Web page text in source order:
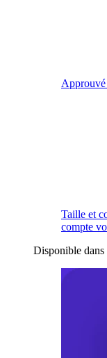
Approuvé
Taille et
compte
Disponible dans